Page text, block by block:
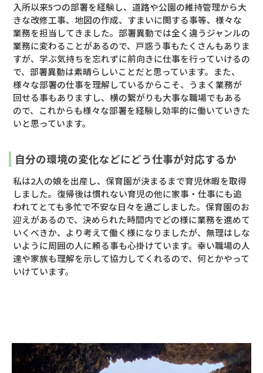
入所以来5つの部署を経験し、道路や公園の維持管理から大
きな改修工事、地図の作成、すまいに関する事等、様々な
業務を担当してきました。部署異動では全く違うジャンルの
業務に変わることがあるので、戸惑う事もたくさんもありま
すが、学ぶ気持ちを忘れずに前向きに仕事を行っていけるの
で、部署異動は素晴らしいことだと思っています。また、
様々な部署の仕事を理解しているからこそ、うまく業務が
回せる事もありますし、横の繋がりも大事な職場でもある
ので、これからも様々な部署を経験し効率的に働いていきた
いと思っています。
自分の環境の変化などにどう仕事が対応するか
私は2人の娘を出産し、保育園が決まるまで育児休暇を取得
しました。復帰後は慣れない育児の他に家事・仕事にも追
われてとても多忙で不安な日々を過ごしました。保育園のお
迎えがあるので、決められた時間内でどの様に業務を進めて
いくべきか、より考えて働く様になりましたが、無理はしな
いように周囲の人に頼る事も心掛けています。幸い職場の人
達や家族も理解を示して協力してくれるので、何とかやって
いけています。